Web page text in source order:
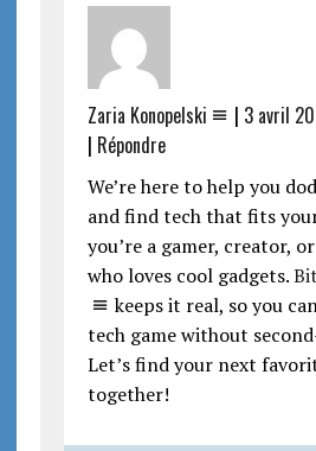
Zaria Konopelski | 3 avril
| Répondre
We’re here to help you
and find tech that fits
you’re a gamer, creator,
who loves cool gadgets.
keeps it real, so you
tech game without
Let’s find your next
together!